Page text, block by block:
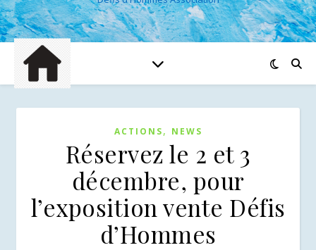
ACTIONS, NEWS
Réservez le 2 et 3
décembre, pour
l’exposition vente Défis
d’Hommes